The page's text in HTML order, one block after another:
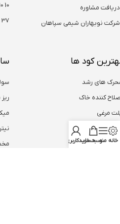
دریافت مشاوره
شرکت نوبهاران شیمی سپاهان
10
37
کود ها
های رشد
کننده خاک
مرغی
اسید
ست پلاس خانه منوسبد خرید
حساب کاربری من